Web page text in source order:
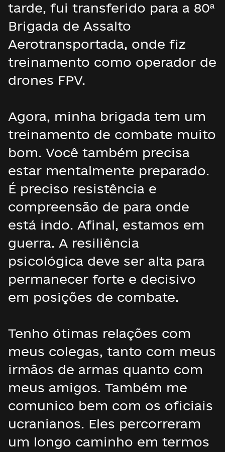
tarde, fui transferido para a 80ª
Brigada de Assalto
Aerotransportada, onde fiz
treinamento como operador de
drones FPV.
Agora, minha brigada tem um
treinamento de combate muito
bom. Você também precisa
estar mentalmente preparado.
É preciso resistência e
compreensão de para onde
está indo. Afinal, estamos em
guerra. A resiliência
psicológica deve ser alta para
permanecer forte e decisivo
em posições de combate.
Tenho ótimas relações com
meus colegas, tanto com meus
irmãos de armas quanto com
meus amigos. Também me
comunico bem com os oficiais
ucranianos. Eles percorreram
um longo caminho em termos